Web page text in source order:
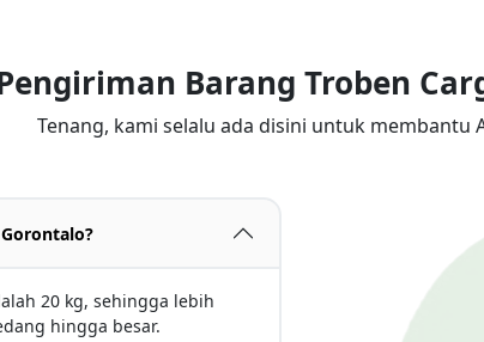
Barang Troben
Tenang, kami selalu ada disini untuk membantu
20 kg, sehingga lebih
hingga besar.